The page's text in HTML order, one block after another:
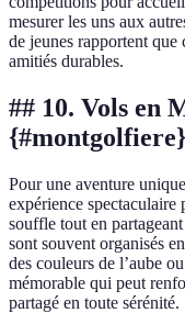
mesurer les uns aux
de jeunes rapportent que
amitiés durables.
## 10. Vols en
{#montgolfiere}
Pour une aventure
expérience spectaculaire
souffle tout en
sont souvent organisés
des couleurs de l’aube
mémorable qui peut
partagé en toute sérénité.